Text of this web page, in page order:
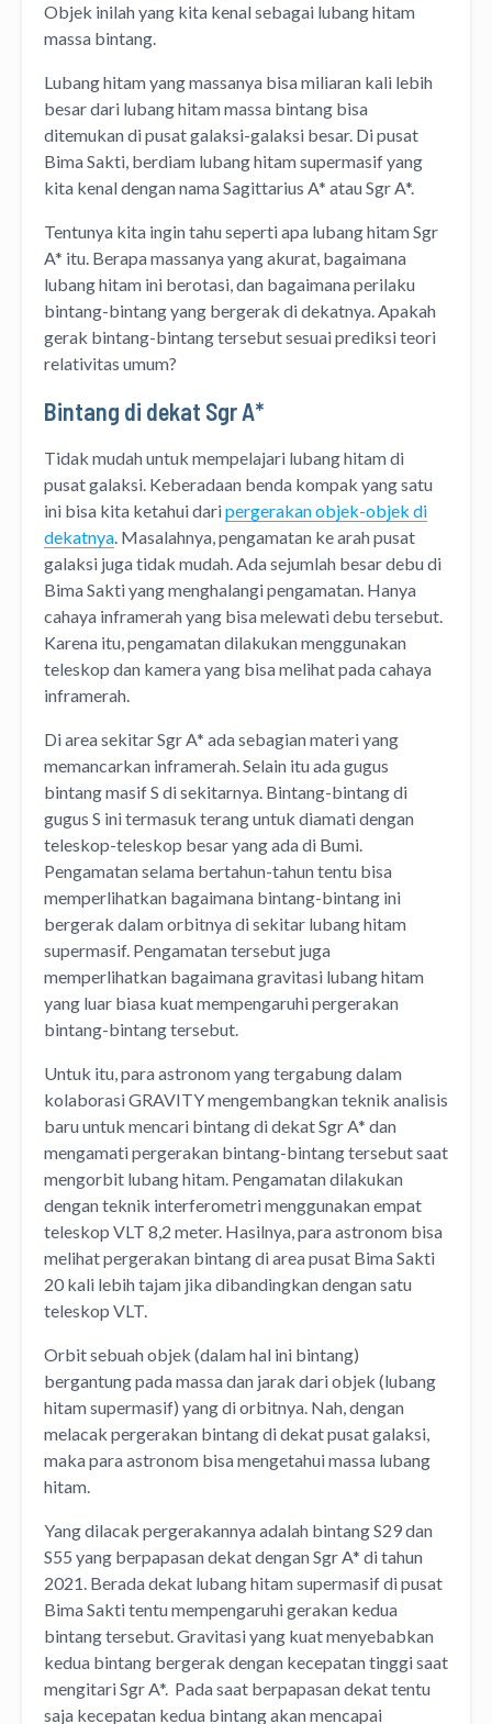
Objek inilah yang kita kenal sebagai lubang hitam
massa bintang.
Lubang hitam yang massanya bisa miliaran kali lebih
besar dari lubang hitam massa bintang bisa
ditemukan di pusat galaksi-galaksi besar. Di pusat
Bima Sakti, berdiam lubang hitam supermasif yang
kita kenal dengan nama Sagittarius A* atau Sgr A*.
Tentunya kita ingin tahu seperti apa lubang hitam Sgr
A* itu. Berapa massanya yang akurat, bagaimana
lubang hitam ini berotasi, dan bagaimana perilaku
bintang-bintang yang bergerak di dekatnya. Apakah
gerak bintang-bintang tersebut sesuai prediksi teori
relativitas umum?
Bintang di dekat Sgr A*
Tidak mudah untuk mempelajari lubang hitam di
pusat galaksi. Keberadaan benda kompak yang satu
ini bisa kita ketahui daripergerakan objek-objek di
dekatnya. Masalahnya, pengamatan ke arah pusat
galaksi juga tidak mudah. Ada sejumlah besar debu di
Bima Sakti yang menghalangi pengamatan. Hanya
cahaya inframerah yang bisa melewati debu tersebut.
Karena itu, pengamatan dilakukan menggunakan
teleskop dan kamera yang bisa melihat pada cahaya
inframerah.
Di area sekitar Sgr A* ada sebagian materi yang
memancarkan inframerah. Selain itu ada gugus
bintang masif S di sekitarnya. Bintang-bintang di
gugus S ini termasuk terang untuk diamati dengan
teleskop-teleskop besar yang ada di Bumi.
Pengamatan selama bertahun-tahun tentu bisa
memperlihatkan bagaimana bintang-bintang ini
bergerak dalam orbitnya di sekitar lubang hitam
supermasif. Pengamatan tersebut juga
memperlihatkan bagaimana gravitasi lubang hitam
yang luar biasa kuat mempengaruhi pergerakan
bintang-bintang tersebut.
Untuk itu, para astronom yang tergabung dalam
kolaborasi GRAVITY mengembangkan teknik analisis
baru untuk mencari bintang di dekat Sgr A* dan
mengamati pergerakan bintang-bintang tersebut saat
mengorbit lubang hitam. Pengamatan dilakukan
dengan teknik interferometri menggunakan empat
teleskop VLT 8,2 meter. Hasilnya, para astronom bisa
melihat pergerakan bintang di area pusat Bima Sakti
20 kali lebih tajam jika dibandingkan dengan satu
teleskop VLT.
Orbit sebuah objek (dalam hal ini bintang)
bergantung pada massa dan jarak dari objek (lubang
hitam supermasif) yang di orbitnya. Nah, dengan
melacak pergerakan bintang di dekat pusat galaksi,
maka para astronom bisa mengetahui massa lubang
hitam.
Yang dilacak pergerakannya adalah bintang S29 dan
S55 yang berpapasan dekat dengan Sgr A* di tahun
2021. Berada dekat lubang hitam supermasif di pusat
Bima Sakti tentu mempengaruhi gerakan kedua
bintang tersebut. Gravitasi yang kuat menyebabkan
kedua bintang bergerak dengan kecepatan tinggi saat
mengitari Sgr A*. Pada saat berpapasan dekat tentu
saja kecepatan kedua bintang akan mencapai